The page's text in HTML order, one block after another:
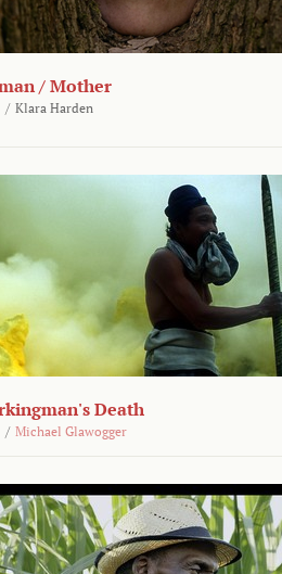
/ Mother
/ Klara Harden
Death
/ Michael Glawogger